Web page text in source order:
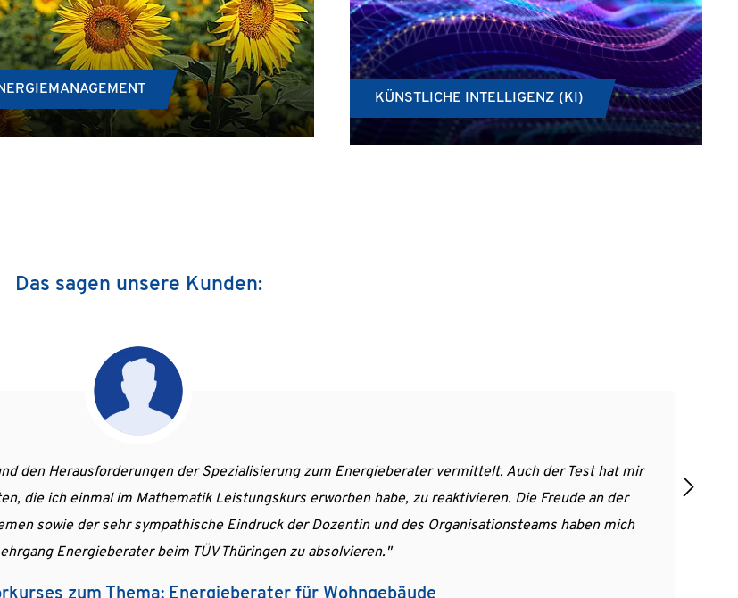
KÜNSTLICHE INTELLIGENZ (KI)
Das sagen unsere Kunden:
kostenpflichtige Formate und Präsentationen zum Thema KI angesehen habe, möchte ich Ihnen sagen:
Kurs ist unfassbar gut didaktisch aufgebaut und wundervoll präsentiert."
Reule, Hertie School - The University of Governance in Berlin